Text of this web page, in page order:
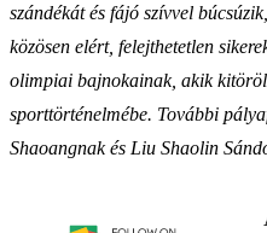
szándékát és fájó szívvel
közösen elért, felejthetetlen
olimpiai bajnokainak, akik
sporttörténelmébe. További
Shaoangnak és Liu Shaolin